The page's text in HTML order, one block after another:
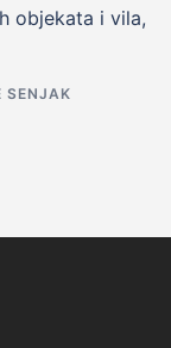
objekata i vila,
SENJAK